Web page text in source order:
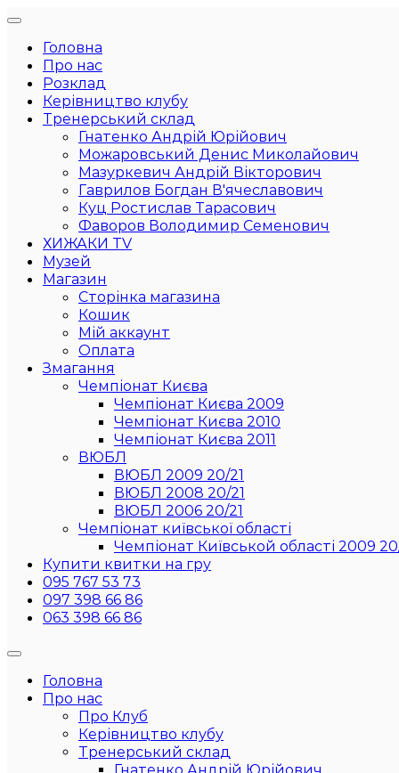
Головна
Про нас
Розклад
Керівництво клубу
Тренерський склад
Гнатенко Андрій Юрійович
Можаровський Денис Миколайович
Мазуркевич Андрій Вікторович
Гаврилов Богдан В'ячеславович
Куц Ростислав Тарасович
Фаворов Володимир Семенович
ХИЖАКИ TV
Музей
Магазин
Сторінка магазина
Кошик
Мій аккаунт
Оплата
Змагання
Чемпіонат Києва
Чемпіонат Києва 2009
Чемпіонат Києва 2010
Чемпіонат Києва 2011
ВЮБЛ
ВЮБЛ 2009 20/21
ВЮБЛ 2008 20/21
ВЮБЛ 2006 20/21
Чемпіонат київської області
Чемпіонат Київськой області 2009
Купити квитки на гру
095 767 53 73
097 398 66 86
063 398 66 86
Головна
Про нас
Про Клуб
Керівництво клубу
Тренерський склад